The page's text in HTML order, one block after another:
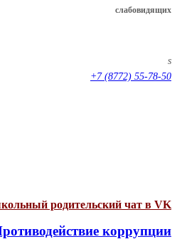
слабовидящих
s
+7 (8772) 55-78-50
родительский чат в VK
коррупции